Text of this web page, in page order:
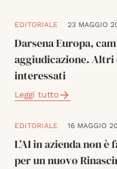
EDITORIALE 23 MAGGIO
Darsena Europa,
aggiudicazione.
interessati
Leggi tutto
EDITORIALE 16 MAGGIO
L’AI in azienda non
per un nuovo